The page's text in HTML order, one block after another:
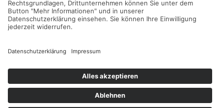
SUCHT.HAMBURG gGmbH
Datenschutz Impressum Sitemap